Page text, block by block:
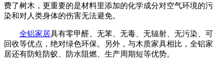
费了树木，更重要的是材料里添加的化学成分对空气环境的污
染和对人类身体的伤害无法避免。
全铝家居具有零甲醛、无苯、无毒、无辐射、无污染、可
回收等优点，绝对绿色环保。另外，与木质家具相比，全铝家
居还有防蛀防蚁、防水阻燃、生产周期短等优势。